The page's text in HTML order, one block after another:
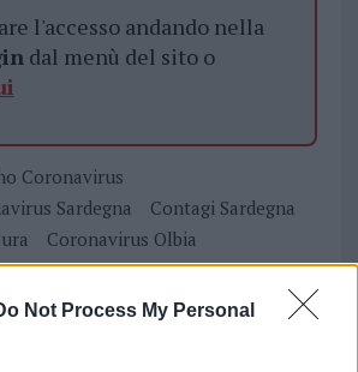
Not Process My Personal
l'accesso andando nella
dal menù del sito o
Coronavirus
Sardegna
Contagi Sardegna
Coronavirus Olbia
Coronavirus Sassari
Inviaci le tue segnalazioni,